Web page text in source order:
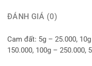
ĐÁNH GIÁ (0)
Cam đất: 5g – 25.000,
150.000, 100g – 250.000,